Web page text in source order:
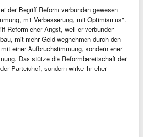
der Begriff Reform verbunden gewesen
mit Verbesserung, mit Optimismus".
Reform eher Angst, weil er verbunden
mit mehr Geld wegnehmen durch den
einer Aufbruchstimmung, sondern eher
Das stütze die Reformbereitschaft der
Parteichef, sondern wirke ihr eher